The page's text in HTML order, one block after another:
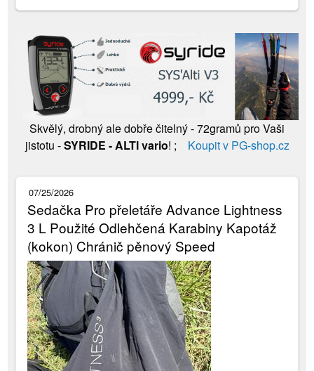
Skvělý, drobný ale dobře čitelný - 72gramů pro Vaši
jistotu -SYRIDE - ALTI vario! ; Koupit v PG-shop.cz
07/25/2026
Sedačka Pro přeletáře Advance Lightness
3 L Použité Odlehčená Karabiny Kapotáž
(kokon) Chránič pěnový Speed